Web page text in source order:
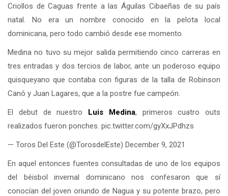
Criollos de Caguas frente a las Águilas Cibaeñas de su país
natal. No era un nombre conocido en la pelota local
dominicana, pero todo cambió desde ese momento.
Medina no tuvo su mejor salida permitiendo cinco carreras en
tres entradas y dos tercios de labor, ante un poderoso equipo
quisqueyano que contaba con figuras de la talla de Robinson
Canó y Juan Lagares, que a la postre fue campeón.
El debut de nuestro Luis Medina, primeros cuatro outs
realizados fueron ponches. pic.twitter.com/gyXxJPdhzs
— Toros Del Este (@TorosdelEste) December 9, 2021
En aquel entonces fuentes consultadas de uno de los equipos
del béisbol invernal dominicano nos confesaron que sí
conocían del joven oriundo de Nagua y su potente brazo, pero